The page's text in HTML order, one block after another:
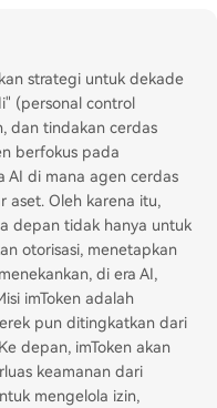
strategi untuk dekade
(personal control
dan tindakan cerdas
berfokus pada
AI di mana agen cerdas
aset. Oleh karena itu,
depan tidak hanya untuk
otorisasi, menetapkan
di era AI,
imToken adalah
pun ditingkatkan dari
depan, imToken akan
keamanan dari
mengelola izin,